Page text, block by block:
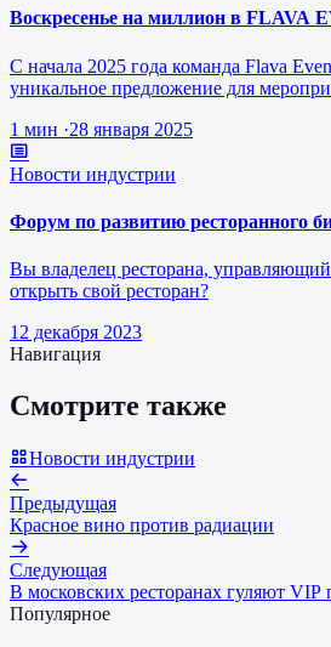
Воскресенье на миллион в FLAVA
С начала 2025 года команда Flava
уникальное предложение для
1 мин ·28 января 2025
Новости индустрии
Форум по развитию ресторанного
Вы владелец ресторана,
открыть свой ресторан?
12 декабря 2023
Навигация
Смотрите также
Новости индустрии
Предыдущая
Красное вино против радиации
Следующая
В московских ресторанах гуляют VIP
Популярное